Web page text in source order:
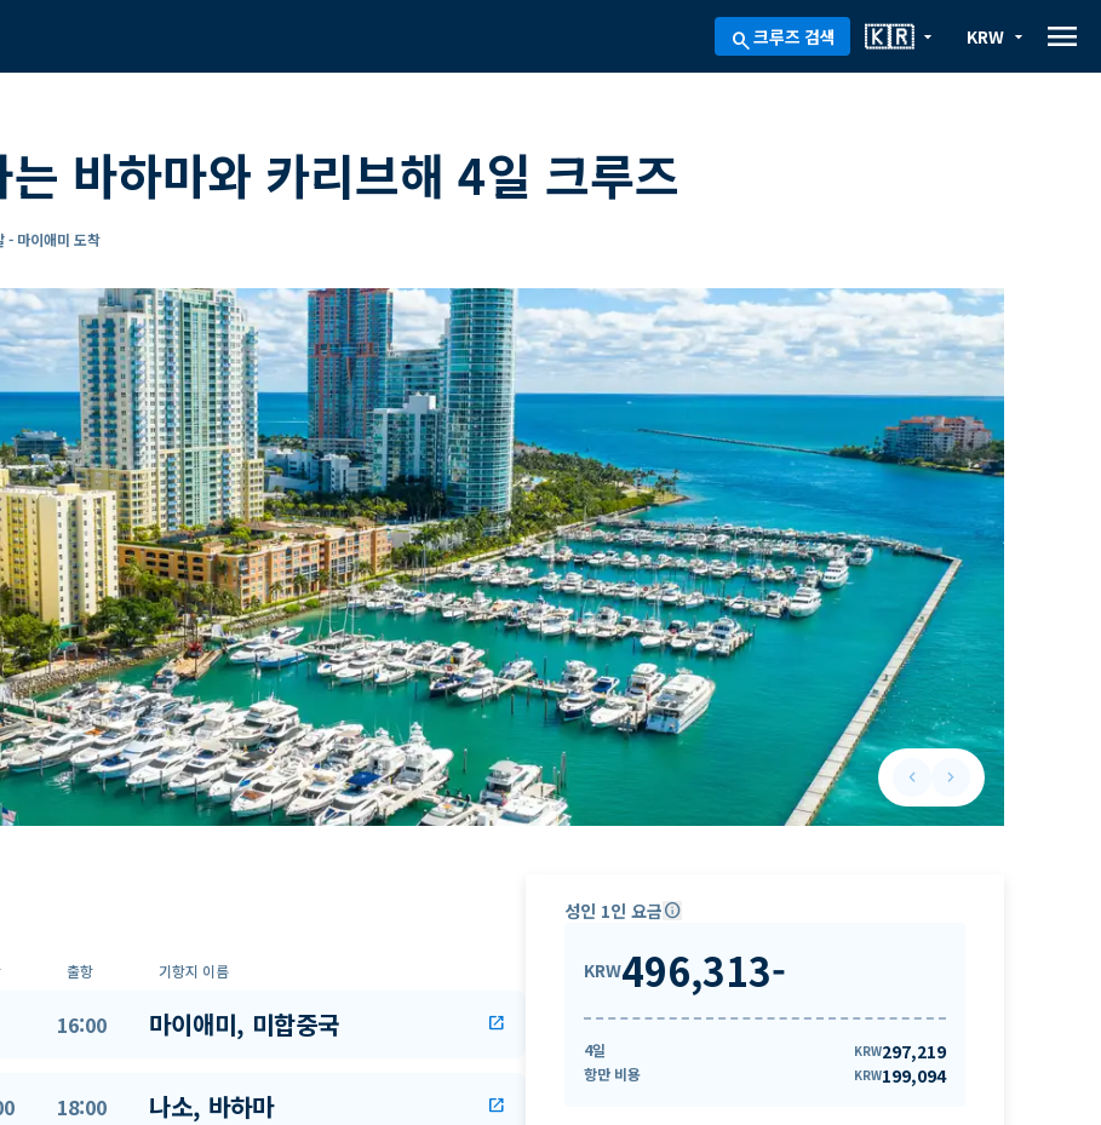
search크루즈 검색 arrow_drop_down
🇰🇷 arrow_drop_down
KRW menu
바하마와 카리브해 4일 크루즈
- 마이애미 도착
keyboard_arrow_leftPrevious slide
keyboard_arrow_rightNext slide
출항 기항지 이름
16:00 마이애미, 미합중국 open_in_new
18:00 나소, 바하마 open_in_new
성인 1인 요금info
KRW496,313-
4일 KRW297,219
항만 비용 KRW199,094